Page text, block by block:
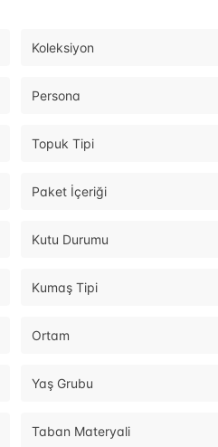
Koleksiyon
Persona
Topuk Tipi
Paket İçeriği
Kutu Durumu
Kumaş Tipi
Ortam
Yaş Grubu
Taban Materyali